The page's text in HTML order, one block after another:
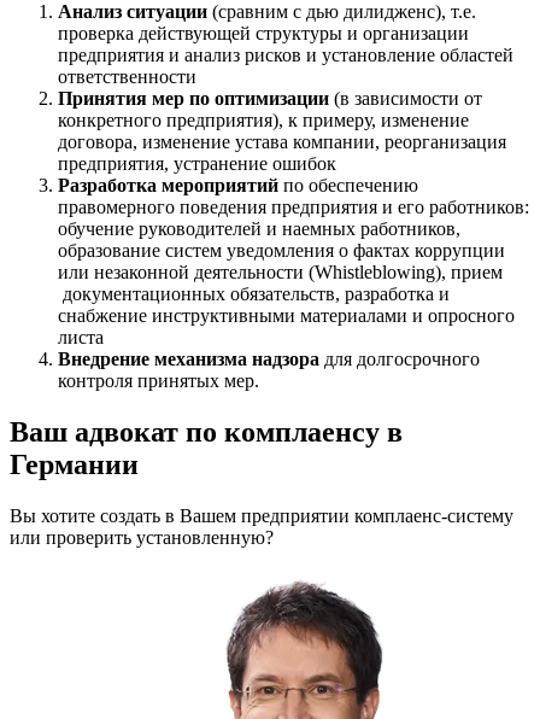
Анализ ситуации (сравним с дью дилидженс), т.е.
проверка действующей структуры и организации
предприятия и анализ рисков и установление областей
ответственности
Принятия мер по оптимизации (в зависимости от
конкретного предприятия), к примеру, изменение
договора, изменение устава компании, реорганизация
предприятия, устранение ошибок
Разработка мероприятий по обеспечению
правомерного поведения предприятия и его работников:
обучение руководителей и наемных работников,
образование систем уведомления о фактах коррупции
или незаконной деятельности (Whistleblowing), прием
документационных обязательств, разработка и
снабжение инструктивными материалами и опросного
листа
Внедрение механизма надзора для долгосрочного
контроля принятых мер.
Ваш адвокат по комплаенсу в
Германии
Вы хотите создать в Вашем предприятии комплаенс-систему
или проверить установленную?